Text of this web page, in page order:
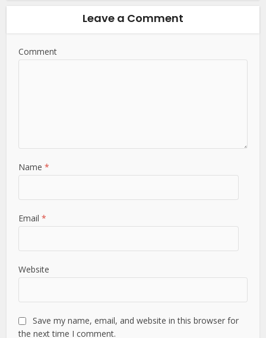
Leave a Comment
Comment
Name*
Email*
Website
Save my name, email, and website in this browser for
the next time I comment.